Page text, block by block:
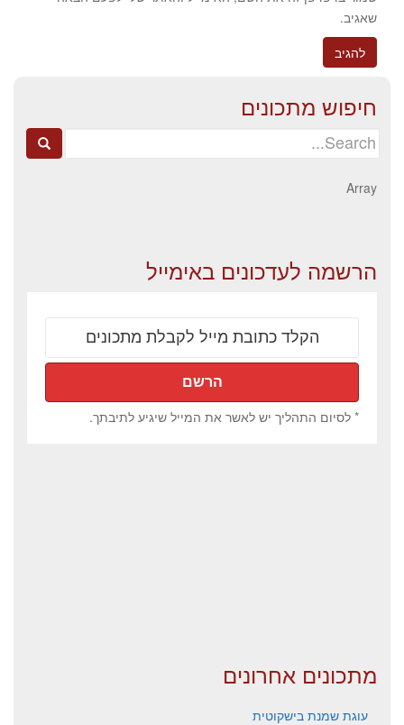
שאגיב.
חיפוש מתכונים
Search
Array
הרשמה לעדכונים באימייל
* לסיום התהליך יש לאשר את המייל שיגיע לתיבתך.
מתכונים אחרונים
עוגת שמנת בישקוטית